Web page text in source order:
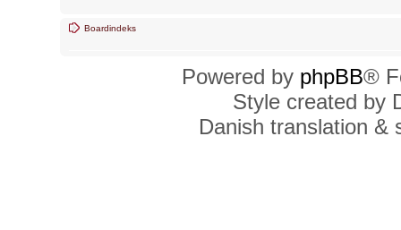
Boardindeks
Powered by phpBB®
Style created by
Danish translation &